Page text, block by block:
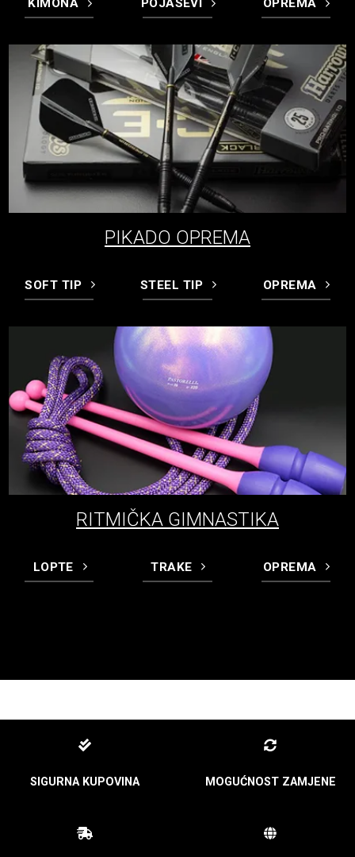
KIMONA POJASEVI OPREMA
PIKADO OPREMA
SOFT TIP STEEL TIP OPREMA
RITMIČKA GIMNASTIKA
LOPTE TRAKE OPREMA
SIGURNA KUPOVINA MOGUĆNOST ZAMJENE